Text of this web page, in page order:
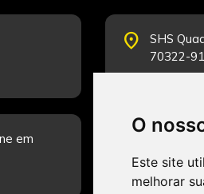
O
Este site
melhorar
place
SHS
70322-
em
schedule
Fale